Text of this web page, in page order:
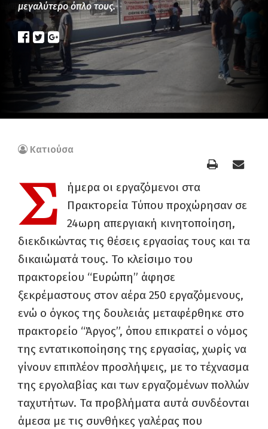
μεγαλύτερο όπλο τους.
Κατιούσα
Σ
ήμερα οι εργαζόμενοι στα
Πρακτορεία Τύπου προχώρησαν σε
24ωρη απεργιακή κινητοποίηση,
διεκδικώντας τις θέσεις εργασίας τους και τα
δικαιώματά τους. Το κλείσιμο του
πρακτορείου “Ευρώπη” άφησε
ξεκρέμαστους στον αέρα 250 εργαζόμενους,
ενώ ο όγκος της δουλειάς μεταφέρθηκε στο
πρακτορείο “Άργος”, όπου επικρατεί ο νόμος
της εντατικοποίησης της εργασίας, χωρίς να
γίνουν επιπλέον προσλήψεις, με το τέχνασμα
της εργολαβίας και των εργαζομένων πολλών
ταχυτήτων. Τα προβλήματα αυτά συνδέονται
άμεσα με τις συνθήκες γαλέρας που